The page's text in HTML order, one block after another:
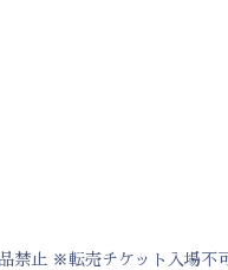
禁止 ※転売チケット入場不可